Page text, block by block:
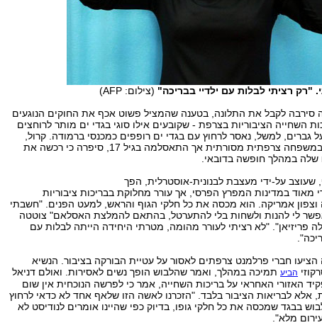
"רק רציתי לבלות עם ילדיי בבריכה" (צילום: AFP)
סירבה לקבל את התלונה, בטענה שהמציל פשוט אכף את החוקים הנוגעים
השחייה הציבוריות בצרפת - שקובעים אילו סוגי בגדי ים מותר לרוחצים
גברים, למשל, נאסר לרחוץ עם בגדי ים רופפים כמכנסי ברמודה. קרול,
שנולדה במשפחה צרפתית מסורתית אך התאסלמה בגיל 17, סיפרה כי רכשה את
שלה במהלך חופשה בדובאי.
שעוצב על-ידי מעצבת לבנונית-אוסטרלית, הפך
מאוד במדינות המפרץ הפרסי, אך עורר מחלוקת בבריכות ציבוריות
וצפון אמריקה. הוא מכסה את כל חלקי הגוף והראש, למעט הפנים. "חשבתי
לי להנות ולשחות בלי להתערטל, בהתאם להמלצת האסלאם" צוטטה
פריזיאן". "לא רציתי לעורר מהומה, מטרתי היחידה הייתה לבלות עם
הציעו חברי פרלמנט צרפתים לאסור על עטיית הבורקה בציבור. הנשיא
הביעתמיכה במהלך, ואמר שהלבוש הופך נשים לאסירות. ואולם דניאל
האזורי האחראי על בריכות השחייה, אמר כי לפרשה הנוכחית אין שום
אלא לבריאות הציבור בלבד. "הזכרנו לאשה הזו שלאף אחד לא כדאי לרחוץ
בבגד שמכסה את כל חלקי גופו, בדיוק כפי שהיינו אומרים לנודיסט לא
מלא".